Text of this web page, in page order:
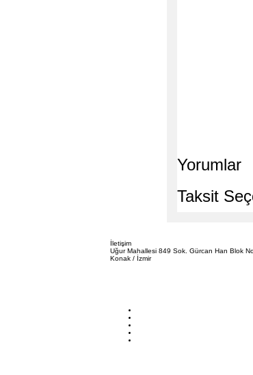
Yorumlar
Taksit
İletişim
Uğur Mahallesi 849 Sok. Gürcan Han Blok
Konak / İzmir